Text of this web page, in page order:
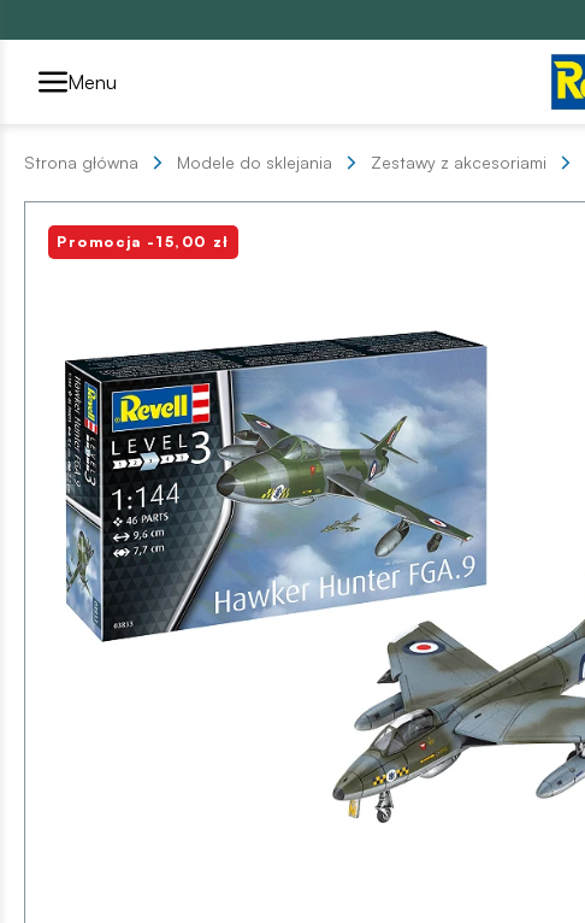
Przełącznik segmentów2
Menu
Strona główna Modele do sklejania Zestawy z akcesoriami
Promocja -15,00 zł